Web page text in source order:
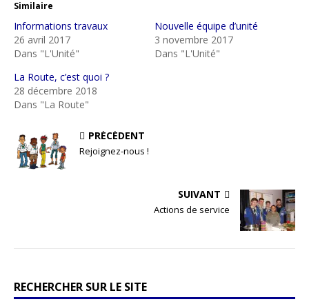
Similaire
Informations travaux
26 avril 2017
Dans "L'Unité"
Nouvelle équipe d’unité
3 novembre 2017
Dans "L'Unité"
La Route, c’est quoi ?
28 décembre 2018
Dans "La Route"
PRÉCÉDENT
Rejoignez-nous !
SUIVANT
Actions de service
RECHERCHER SUR LE SITE